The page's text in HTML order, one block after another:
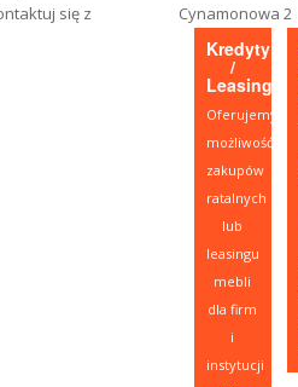
się z
Cynamonowa 2
Kredyty
/
Leasing
Oferujemy
możliwość
zakupów
ratalnych
lub
leasingu
mebli
dla firm
i
instytucji